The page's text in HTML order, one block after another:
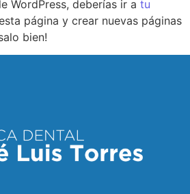
WordPress, deberías ir a tu
página y crear nuevas páginas
bien!